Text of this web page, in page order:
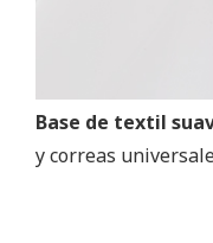
Base de textil
y correas